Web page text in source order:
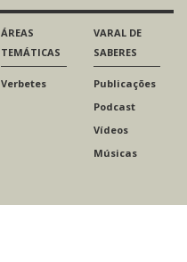
ÁREAS
TEMÁTICAS
Verbetes
VARAL DE
SABERES
Publicações
Podcast
Vídeos
Músicas